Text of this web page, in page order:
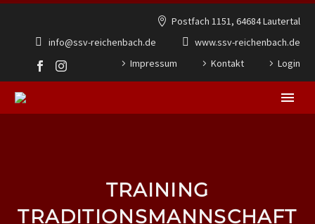
Postfach 1151, 64684 Lautertal
info@ssv-reichenbach.de
www.ssv-reichenbach.de
Impressum
Kontakt Login
TRAINING
TRADITIONSMANNSCHAFT